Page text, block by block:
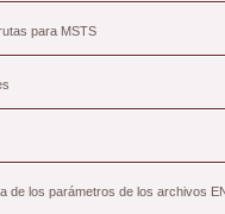
para MSTS
de los parámetros de los archivos